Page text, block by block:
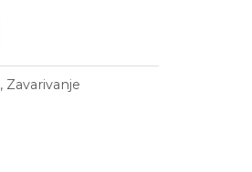
, Zavarivanje